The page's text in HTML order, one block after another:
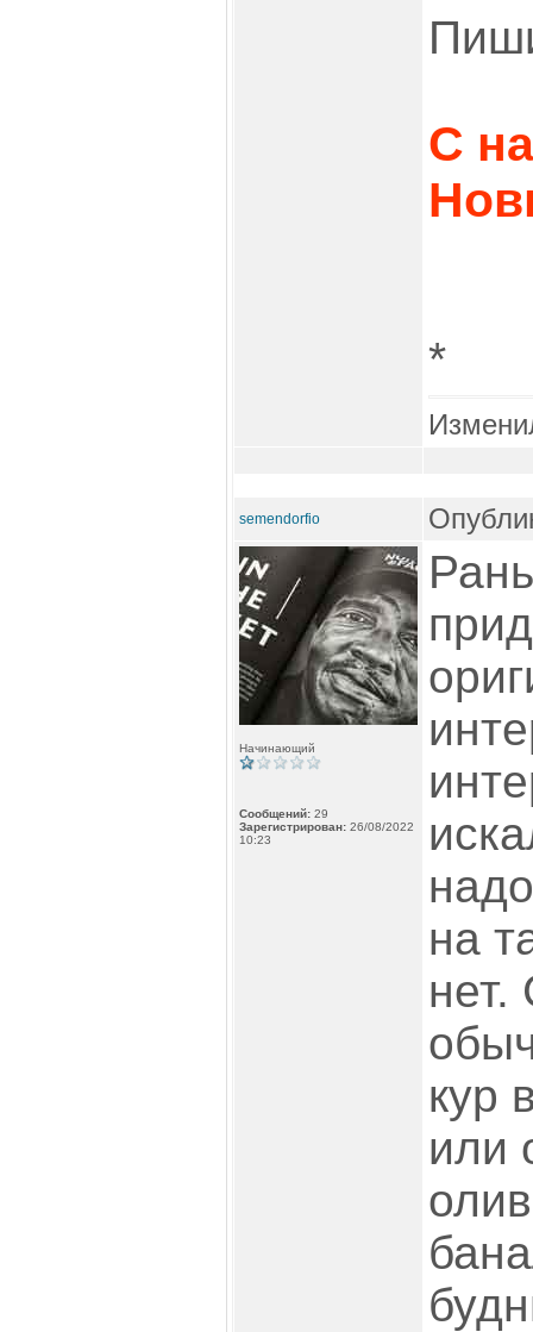
С
*
semendorfio
Начинающий
Сообщений: 29
Зарегистрирован: 26/08/2022
10:23
на
кур
или